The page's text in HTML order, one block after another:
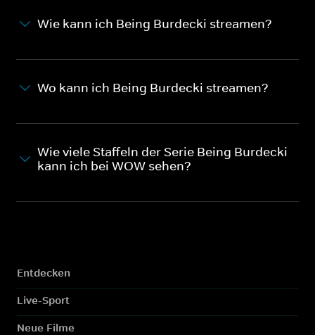
Wie kann ich Being Burdecki streamen?
Wo kann ich Being Burdecki streamen?
Wie viele Staffeln der Serie Being Burdecki
kann ich bei WOW sehen?
Entdecken
Live-Sport
Neue Filme